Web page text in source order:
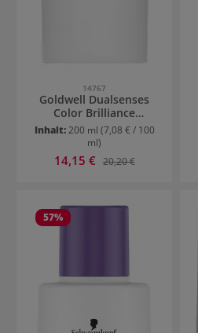
14767
Goldwell Dualsenses
Color Brilliance
Conditioner
Inhalt:200 ml (7,08 € / 100
ml)
Verkaufspreis:
14,15 € Regulärer Preis:
20,20 €
57%